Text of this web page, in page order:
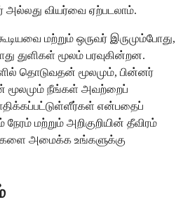
அல்லது வியர்வை ஏற்படலாம்.
மற்றும் ஒருவர் இருமும்போது,
துளிகள் மூலம் பரவுகின்றன.
தொடுவதன் மூலமும், பின்னர்
நீங்கள் அவற்றைப்
என்பதைப்
மற்றும் அறிகுறியின் தீவிரம்
அமைக்க உங்களுக்கு